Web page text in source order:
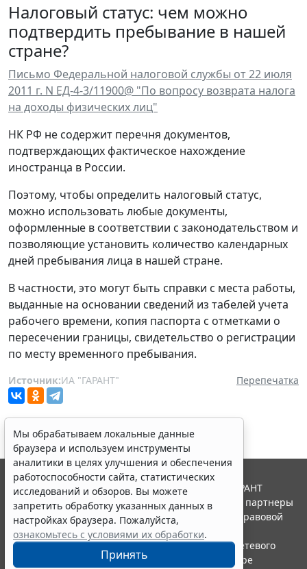
Налоговый статус: чем можно
подтвердить пребывание в нашей
стране?
Письмо Федеральной налоговой службы от 22 июля
2011 г. N ЕД-4-3/11900@ "По вопросу возврата налога
на доходы физических лиц"
НК РФ не содержит перечня документов,
подтверждающих фактическое нахождение
иностранца в России.
Поэтому, чтобы определить налоговый статус,
можно использовать любые документы,
оформленные в соответствии с законодательством и
позволяющие установить количество календарных
дней пребывания лица в нашей стране.
В частности, это могут быть справки с места работы,
выданные на основании сведений из табелей учета
рабочего времени, копия паспорта с отметками о
пересечении границы, свидетельство о регистрации
по месту временного пребывания.
Источник:ИА "ГАРАНТ" Перепечатка
Мы обрабатываем локальные данные
браузера и используем инструменты
аналитики в целях улучшения и обеспечения
работоспособности сайта, статистических
исследований и обзоров. Вы можете
запретить обработку указанных данных в
настройках браузера. Пожалуйста,
ознакомьтесь с условиями их обработки.
Принять
© ООО "НПП "ГАРАНТ-СЕРВИС", 2026. Система ГАРАНТ
выпускается с 1990 года. Компания "Гарант" и ее партнеры
являются участниками Российской ассоциации правовой
информации ГАРАНТ.
Портал ГАРАНТ.РУ зарегистрирован в качестве сетевого
издания Федеральной службой по надзору в сфере